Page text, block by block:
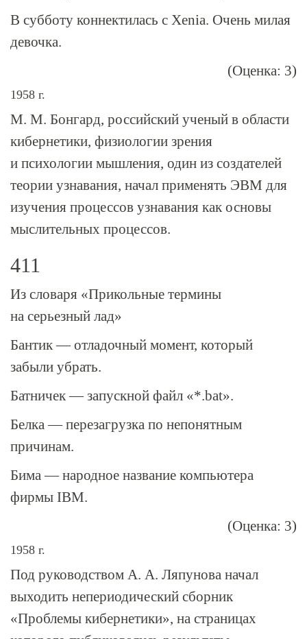
В субботу коннектилась с Xenia. Очень милая
девочка.
(Оценка: 3)
1958 г.
М. М. Бонгард, российский ученый в области
кибернетики, физиологии зрения
и психологии мышления, один из создателей
теории узнавания, начал применять ЭВМ для
изучения процессов узнавания как основы
мыслительных процессов.
411
Из словаря «Прикольные термины
на серьезный лад»
Бантик — отладочный момент, который
забыли убрать.
Батничек — запускной файл «*.bat».
Белка — перезагрузка по непонятным
причинам.
Бима — народное название компьютера
фирмы IBM.
(Оценка: 3)
1958 г.
Под руководством А. А. Ляпунова начал
выходить непериодический сборник
«Проблемы кибернетики», на страницах